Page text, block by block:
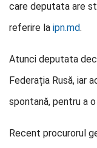
care deputata are
referire la ipn.md.
Atunci deputata
Federația Rusă, iar
spontană, pentru a
Recent procurorul